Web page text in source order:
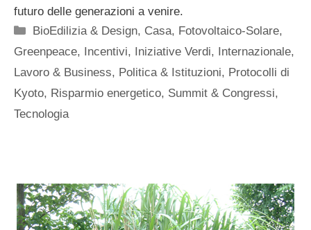
futuro delle generazioni a venire.
Categorie
BioEdilizia & Design, Casa, Fotovoltaico-Solare,
Greenpeace, Incentivi, Iniziative Verdi, Internazionale,
Lavoro & Business, Politica & Istituzioni, Protocolli di
Kyoto, Risparmio energetico, Summit & Congressi,
Tecnologia